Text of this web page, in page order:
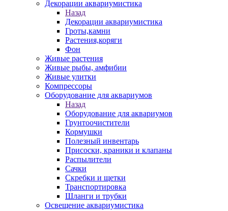
Декорации аквариумистика
Назад
Декорации аквариумистика
Гроты,камни
Растения,коряги
Фон
Живые растения
Живые рыбы, амфибии
Живые улитки
Компрессоры
Оборудование для аквариумов
Назад
Оборудование для аквариумов
Грунтоочистители
Кормушки
Полезный инвентарь
Присоски, краники и клапаны
Распылители
Сачки
Скребки и щетки
Транспортировка
Шланги и трубки
Освещение аквариумистика